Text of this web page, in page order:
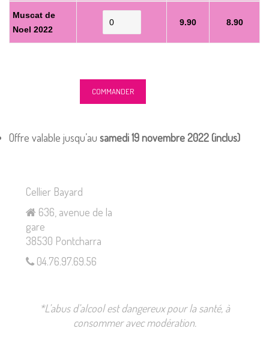
Muscat de
Noel 2022
9.90 8.90
Offre valable jusqu’au samedi 19 novembre 2022 (inclus)
Cellier Bayard
636, avenue de la
gare
38530 Pontcharra
04.76.97.69.56
*L’abus d’alcool est dangereux pour la santé, à
consommer avec modération.